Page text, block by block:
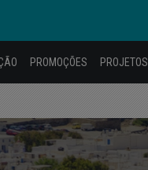
PROMOÇÕES PROJETOS